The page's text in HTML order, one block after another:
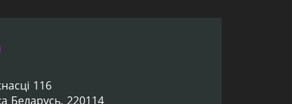
116
Беларусь, 220114